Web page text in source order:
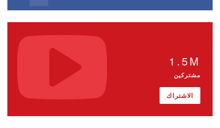
1.5M
مشتركين
الاشتراك